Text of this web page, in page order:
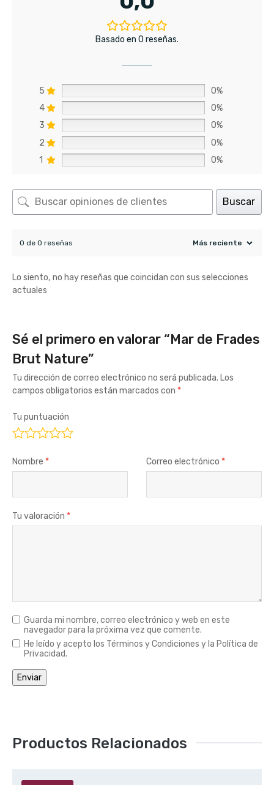
Basado en 0 reseñas.
5
0%
4
0%
3
0%
2
0%
1
0%
Buscar
0 de 0 reseñas
Lo siento, no hay reseñas que coincidan con sus selecciones
actuales
Sé el primero en valorar “Mar de Frades
Brut Nature”
Tu dirección de correo electrónico no será publicada. Los
campos obligatorios están marcados con *
Tu puntuación
Tu valoración *
Nombre * Correo electrónico *
Guarda mi nombre, correo electrónico y web en este
navegador para la próxima vez que comente.
He leído y acepto los Términos y Condiciones y la Política de
Privacidad.
Productos Relacionados